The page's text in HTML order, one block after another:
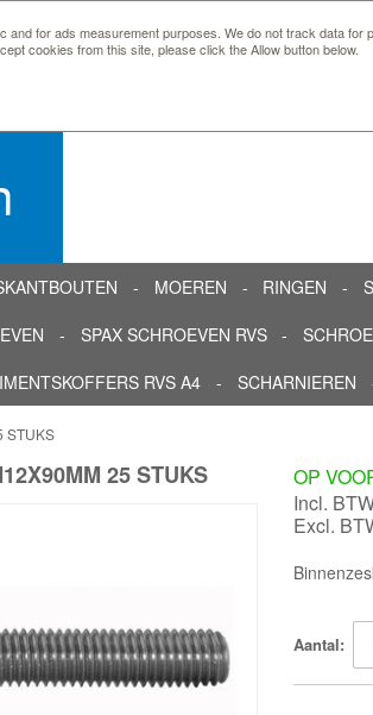
for ads measurement purposes. We do not track data
cookies from this site, please click the Allow button below.
MOEREN RINGEN
SPAX SCHROEVEN RVS
RVS A4 SCHARNIEREN
STUKS
25 STUKS
OP
Incl.
Excl.
Aantal: